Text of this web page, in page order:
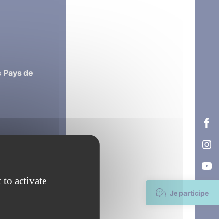
Je participe
de
vous
profanes ou
militaire
to activate